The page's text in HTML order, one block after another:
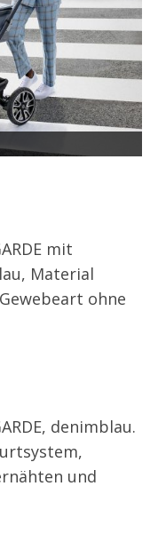
mit
Material
ohne
denimblau.
und